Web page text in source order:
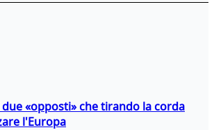
«opposti» che tirando la corda
l'Europa